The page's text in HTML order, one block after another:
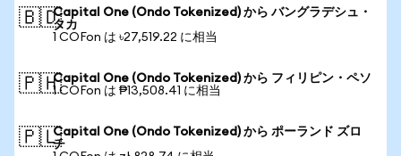
🇧🇩Capital One (Ondo Tokenized) から バングラデシュ・
タカ
1 COFon は ৳27,519.22 に相当
🇵🇭Capital One (Ondo Tokenized) から フィリピン・ペソ
1 COFon は ₱13,508.41 に相当
🇵🇱Capital One (Ondo Tokenized) から ポーランド ズロ
チ